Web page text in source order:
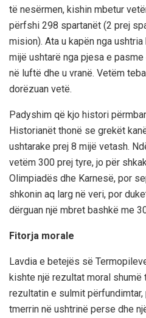
të nesërmen, kishin mbetur
përfshi 298 spartanët (2 prej
mision). Ata u kapën nga
mijë ushtarë nga pjesa e
në luftë dhe u vranë. Vetëm
dorëzuan vetë.
Padyshim që kjo histori
Historianët thonë se grekët
ushtarake prej 8 mijë vetash.
vetëm 300 prej tyre, jo për
Olimpiadës dhe Karnesë, por
shkonin aq larg në veri, por
dërguan një mbret bashkë me
Fitorja morale
Lavdia e betejës së
kishte një rezultat moral
rezultatin e sulmit
tmerrin në ushtrinë perse dhe